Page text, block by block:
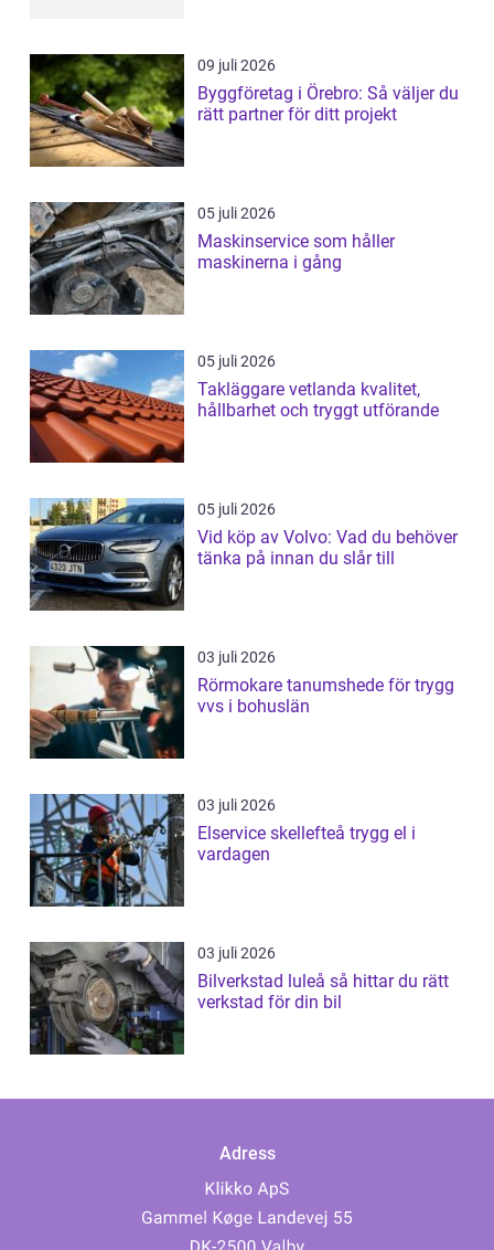
09 juli 2026
Byggföretag i Örebro: Så väljer du
rätt partner för ditt projekt
05 juli 2026
Maskinservice som håller
maskinerna i gång
05 juli 2026
Takläggare vetlanda kvalitet,
hållbarhet och tryggt utförande
05 juli 2026
Vid köp av Volvo: Vad du behöver
tänka på innan du slår till
03 juli 2026
Rörmokare tanumshede för trygg
vvs i bohuslän
03 juli 2026
Elservice skellefteå trygg el i
vardagen
03 juli 2026
Bilverkstad luleå så hittar du rätt
verkstad för din bil
Adress